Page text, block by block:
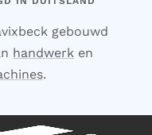
gebouwd
handwerk en
.